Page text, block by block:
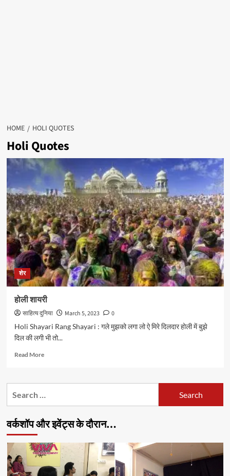
HOME HOLI QUOTES
Holi Quotes
शेर
होली शायरी
साहित्य दुनिया March 5, 2023
0
Holi Shayari Rang Shayari : गले मुझको लगा लो ऐ मिरे दिलदार होली में बुझे
दिल की लगी भी तो...
Read MoreRead
होली
वर्कशॉप और इवेंट्स के दौरान…